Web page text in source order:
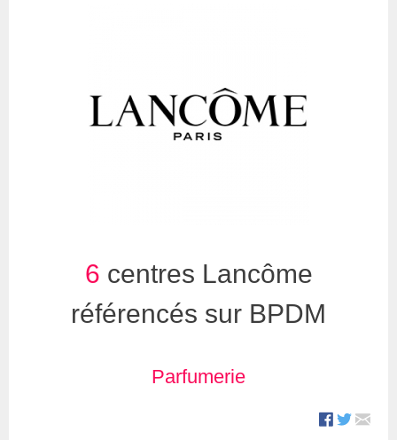
6 centres Lancôme
référencés sur BPDM
Parfumerie